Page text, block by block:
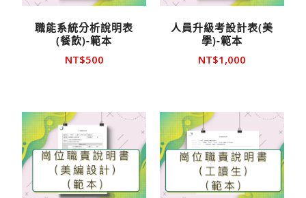
職能系統分析說明表
(餐飲)-範本
NT$500
人員升級考設計表(美
學)-範本
NT$1,000